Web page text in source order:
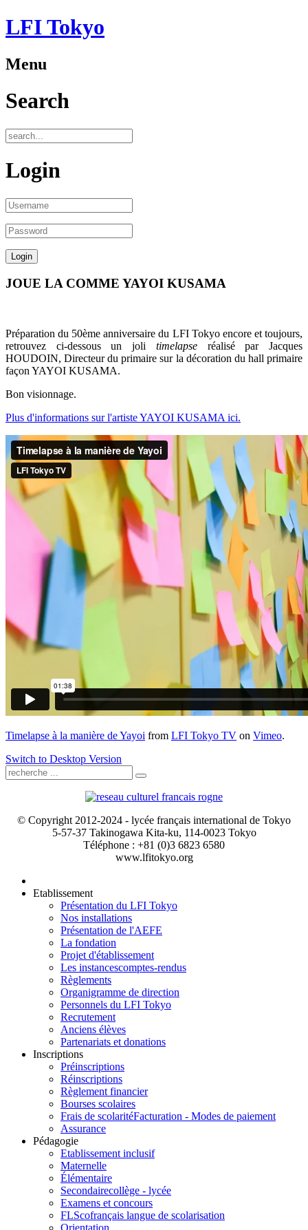
LFI Tokyo
Menu
Search
Login
JOUE LA COMME YAYOI KUSAMA
Préparation du 50ème anniversaire du LFI Tokyo encore et toujours,
retrouvez ci-dessous un joli timelapseréalisé par Jacques
HOUDOIN, Directeur du primaire sur la décoration du hall primaire
façon YAYOI KUSAMA.
Bon visionnage.
Plus d'informations sur l'artiste YAYOI KUSAMA ici.
Timelapse à la manière de Yayoi from LFI Tokyo TV on Vimeo.
Switch to Desktop Version
© Copyright 2012-2024 - lycée français international de Tokyo
5-57-37 Takinogawa Kita-ku, 114-0023 Tokyo
Téléphone : +81 (0)3 6823 6580
www.lfitokyo.org
Etablissement
Présentation du LFI Tokyo
Nos installations
Présentation de l'AEFE
La fondation
Projet d'établissement
Les instancescomptes-rendus
Règlements
Organigramme de direction
Personnels du LFI Tokyo
Recrutement
Anciens élèves
Partenariats et donations
Inscriptions
Préinscriptions
Réinscriptions
Règlement financier
Bourses scolaires
Frais de scolaritéFacturation - Modes de paiement
Assurance
Pédagogie
Etablissement inclusif
Maternelle
Élémentaire
Secondairecollège - lycée
Examens et concours
FLScofrançais langue de scolarisation
Orientation